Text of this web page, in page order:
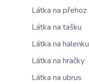
Látka na přehoz
Látka na tašku
Látka na halenku
Látka na hračky
Látka na ubrus